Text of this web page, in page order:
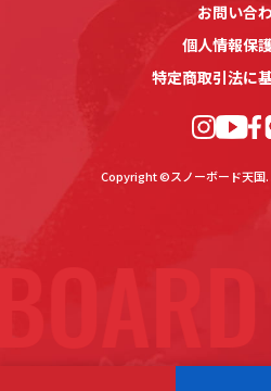
お問い合
個人情報保
特定商取引法に
Copyright ©スノーボード天国